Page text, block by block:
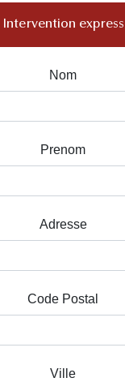
Intervention express
Nom
Prenom
Adresse
Code Postal
Ville